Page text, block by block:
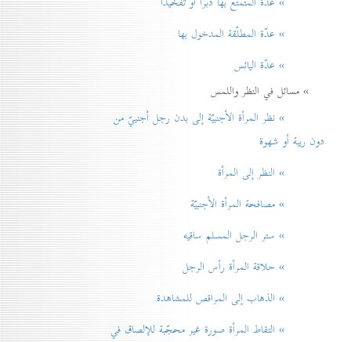
» عدّة المطلّقة المدخول بها
» عدّة اليائس
» مسائل في النظر واللمس
» نظر المرأة الأجنبيّة إلی بدن رجل أجنبيّ من
دون ريبة أو شهوة
» النظر إلی المرأة
» مصافحة المرأة الأجنبيّة
» ستر الرجل المسلم ساقيه
» حلاقة المرأة رأس الرجل
» الذهاب إلی المراقص للمشاهدة
» التقاط المرأة صورة غير محجّبة للإلصاق في